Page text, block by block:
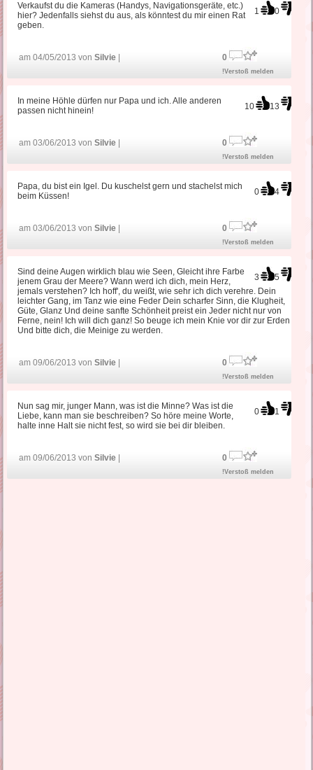
1 0
Verkaufst du die Kameras (Handys, Navigationsgeräte, etc.)
hier? Jedenfalls siehst du aus, als könntest du mir einen Rat
geben.
am 04/05/2013 vonSilvie 0
!Verstoß melden
10 13
In meine Höhle dürfen nur Papa und ich. Alle anderen
passen nicht hinein!
am 03/06/2013 vonSilvie 0
!Verstoß melden
0 4
Papa, du bist ein Igel. Du kuschelst gern und stachelst mich
beim Küssen!
am 03/06/2013 vonSilvie 0
!Verstoß melden
3 5
Sind deine Augen wirklich blau wie Seen, Gleicht ihre Farbe
jenem Grau der Meere? Wann werd ich dich, mein Herz,
jemals verstehen? Ich hoff', du weißt, wie sehr ich dich verehre. Dein
leichter Gang, im Tanz wie eine Feder Dein scharfer Sinn, die Klugheit,
Güte, Glanz Und deine sanfte Schönheit preist ein Jeder nicht nur von
Ferne, nein! Ich will dich ganz! So beuge ich mein Knie vor dir zur Erden
Und bitte dich, die Meinige zu werden.
am 09/06/2013 vonSilvie 0
!Verstoß melden
0 1
Nun sag mir, junger Mann, was ist die Minne? Was ist die
Liebe, kann man sie beschreiben? So höre meine Worte,
halte inne Halt sie nicht fest, so wird sie bei dir bleiben.
am 09/06/2013 vonSilvie 0
!Verstoß melden